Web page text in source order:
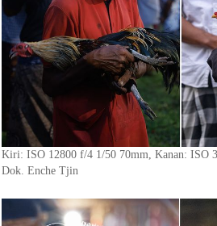
Kiri: ISO 12800 f/4 1/50 70mm, Kanan: ISO
Dok. Enche Tjin